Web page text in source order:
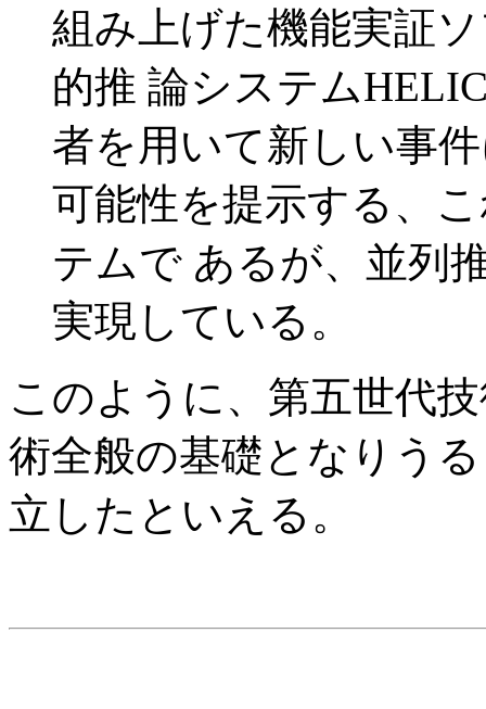
組み上げた機能実証
的推 論システム
者を用いて新しい事
可能性を提示する、
テムで あるが、並列
実現している。
このように、第五世代
術全般の基礎となりう
立したといえる。